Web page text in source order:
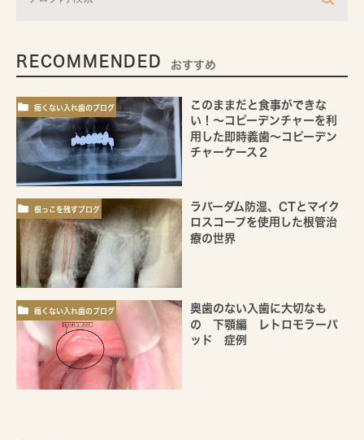
RECOMMENDED おすすめ
痛くない入れ歯のブログ
このままだと食事ができな
い！～コピーデンチャーを利
用した即時義歯～コピーデン
チャーケース２
根っこを残すブログ
ラバーダム防湿、CTとマイク
ロスコープを使用した根管治
療の世界
痛くない入れ歯のブログ
奥歯のない入歯に大切なも
の 下顎編 レトロモラーパ
ッド 症例